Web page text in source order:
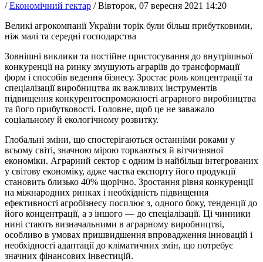
/ Економічний гектар /Вівторок, 07 вересня 2021 14:20
Великі агрокомпанії України торік були більш прибутковими,
ніж малі та середні господарства
Зовнішні виклики та постійне пристосування до внутрішньої
конкуренції на ринку змушують аграріїв до трансформації
форм і способів ведення бізнесу. Зростає роль концентрації та
спеціалізації виробництва як важливих інструментів
підвищення конкурентоспроможності аграрного виробництва
та його прибутковості. Головне, щоб це не заважало
соціальному й екологічному розвитку.
Глобальні зміни, що спостерігаються останніми роками у
всьому світі, значною мірою торкаються й вітчизняної
економіки. Аграрний сектор є одним із найбільш інтегрованих
у світову економіку, адже частка експорту його продукції
становить близько 40% щорічно. Зростання рівня конкуренції
на міжнародних ринках і необхідність підвищення
ефективності агробізнесу посилює з, одного боку, тенденції до
його концентрації, а з іншого — до спеціалізації. Ці чинники
нині стають визначальними в аграрному виробництві,
особливо в умовах пришвидшення впровадження інновацій і
необхідності адаптації до кліматичних змін, що потребує
значних фінансових інвестицій.